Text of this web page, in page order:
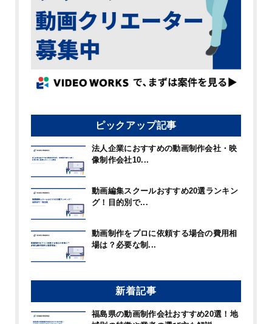
ピックアップ記事
法人企業におすすめの動画制作会社・映
像制作会社10...
動画編集スクールおすすめ20選ランキン
グ！目的別で...
動画制作をプロに依頼する場合の費用相
場は？必要な制...
新着記事
福島県の動画制作会社おすすめ20選！地